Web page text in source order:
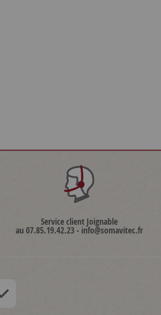
Service client Joignable
au 07.85.19.42.23 - info@somavitec.fr